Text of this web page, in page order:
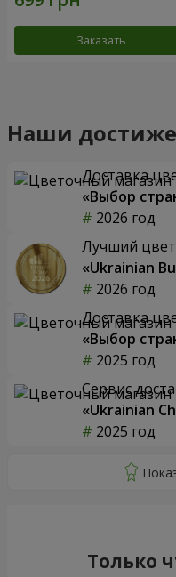
Заказать
Наши
Доставка
«Выбор
2026 год
Лучший
«Ukrainian
2026 год
Доставка
«Выбор
2025 год
Сервис
«Ukrainian
2025 год
Только